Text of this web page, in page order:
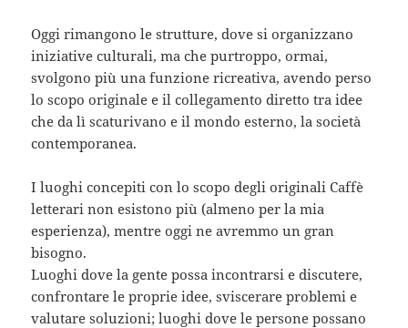
Oggi rimangono le strutture, dove si organizzano
iniziative culturali, ma che purtroppo, ormai,
svolgono più una funzione ricreativa, avendo perso
lo scopo originale e il collegamento diretto tra idee
che da lì scaturivano e il mondo esterno, la società
contemporanea.
I luoghi concepiti con lo scopo degli originali Caffè
letterari non esistono più (almeno per la mia
esperienza), mentre oggi ne avremmo un gran
bisogno.
Luoghi dove la gente possa incontrarsi e discutere,
confrontare le proprie idee, sviscerare problemi e
valutare soluzioni; luoghi dove le persone possano